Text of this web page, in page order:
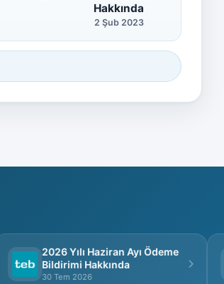
Hakkında
2 Şub 2023
2026 Yılı Haziran Ayı Ödeme
Bildirimi Hakkında
30 Tem 2026